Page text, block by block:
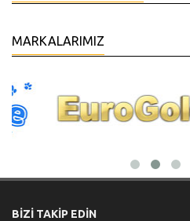
MARKALARIMIZ
BİZİ TAKİP EDİN